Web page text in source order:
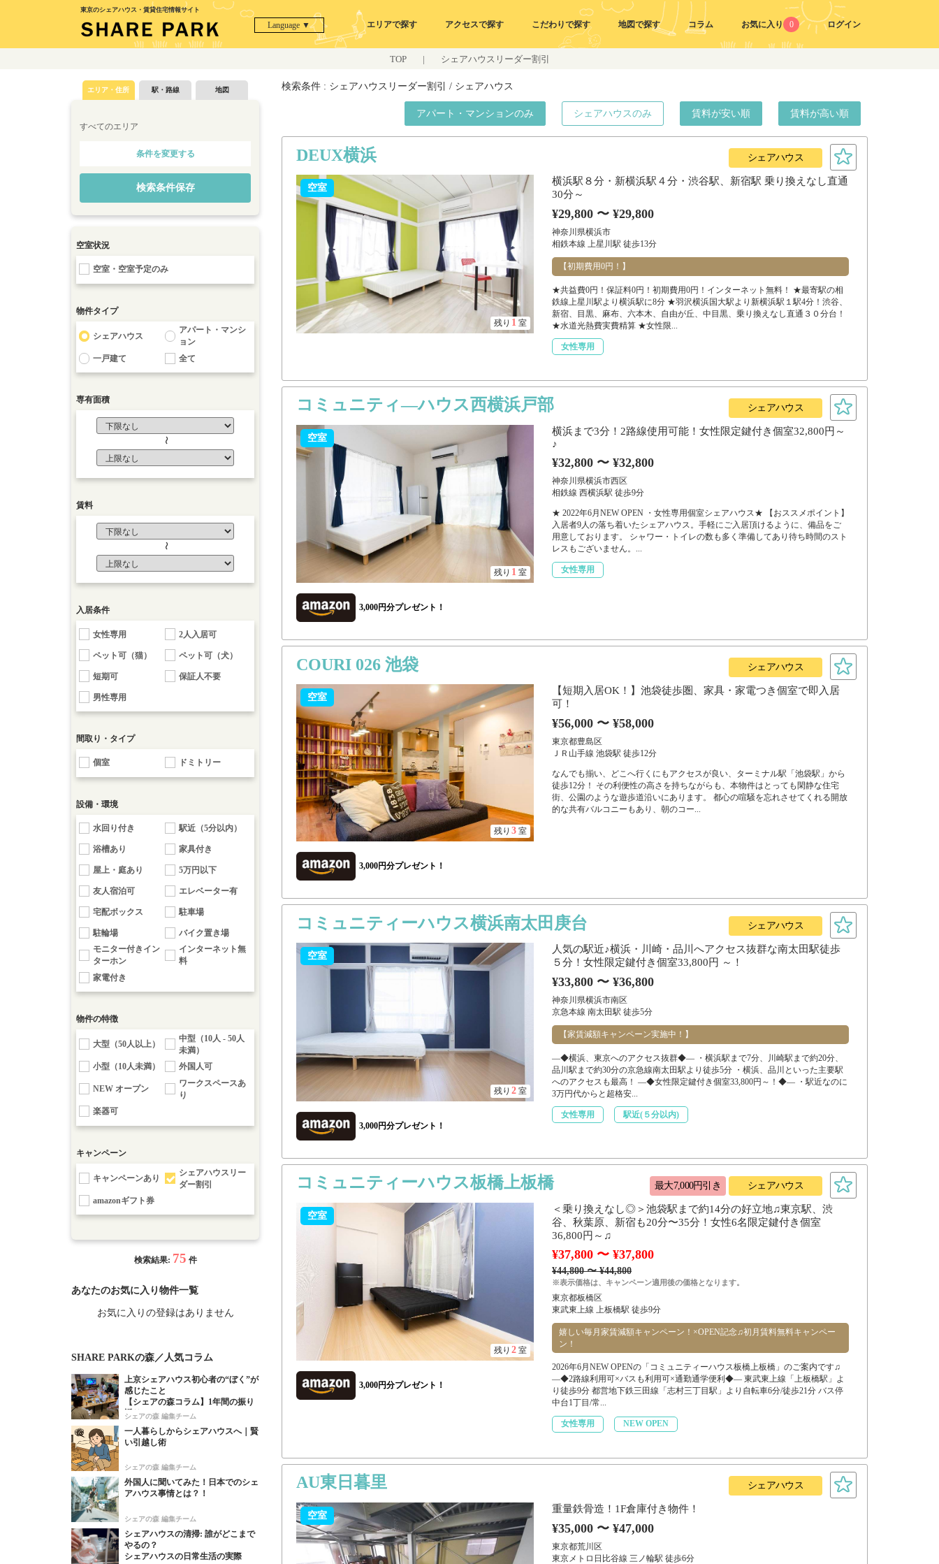
東京のシェアハウス・賃貸住宅情報サイト
Language ▼ エリアで探す アクセスで探す こだわりで探す 地図で探す コラム お気に入り 0 ログイン
TOP | シェアハウスリーダー割引
検索条件 : シェアハウスリーダー割引 / シェアハウス
アパート・マンションのみ シェアハウスのみ 賃料が安い順 賃料が高い順
DEUX横浜 シェアハウス
空室
残り 1 室
横浜駅８分・新横浜駅４分・渋谷駅、新宿駅 乗り換えなし直通
30分～
¥29,800 〜 ¥29,800
神奈川県横浜市
相鉄本線 上星川駅 徒歩13分
【初期費用0円！】
★共益費0円！保証料0円！初期費用0円！インターネット無料！ ★最寄駅の相
鉄線上星川駅より横浜駅に8分 ★羽沢横浜国大駅より新横浜駅１駅4分！渋谷、
新宿、目黒、麻布、六本木、自由が丘、中目黒、乗り換えなし直通３０分台！
★水道光熱費実費精算 ★女性限...
女性専用
コミュニティ―ハウス西横浜戸部 シェアハウス
空室
残り 1 室
3,000円分プレゼント！
横浜まで3分！2路線使用可能！女性限定鍵付き個室32,800円～
♪
¥32,800 〜 ¥32,800
神奈川県横浜市西区
相鉄線 西横浜駅 徒歩9分
★ 2022年6月NEW OPEN ・女性専用個室シェアハウス★ 【おススメポイント】
入居者9人の落ち着いたシェアハウス。手軽にご入居頂けるように、備品をご
用意しております。 シャワー・トイレの数も多く準備してあり待ち時間のスト
レスもございません。...
女性専用
COURI 026 池袋 シェアハウス
空室
残り 3 室
3,000円分プレゼント！
【短期入居OK！】池袋徒歩圏、家具・家電つき個室で即入居
可！
¥56,000 〜 ¥58,000
東京都豊島区
ＪＲ山手線 池袋駅 徒歩12分
なんでも揃い、どこへ行くにもアクセスが良い、ターミナル駅「池袋駅」から
徒歩12分！ その利便性の高さを持ちながらも、本物件はとっても閑静な住宅
街、公園のような遊歩道沿いにあります。 都心の喧騒を忘れさせてくれる開放
的な共有バルコニーもあり、朝のコー...
コミュニティーハウス横浜南太田庚台 シェアハウス
空室
残り 2 室
3,000円分プレゼント！
人気の駅近♪横浜・川崎・品川へアクセス抜群な南太田駅徒歩
５分！女性限定鍵付き個室33,800円 ～！
¥33,800 〜 ¥36,800
神奈川県横浜市南区
京急本線 南太田駅 徒歩5分
【家賃減額キャンペーン実施中！】
―◆横浜、東京へのアクセス抜群◆― ・横浜駅まで7分、川崎駅まで約20分、
品川駅まで約30分の京急線南太田駅より徒歩5分 ・横浜、品川といった主要駅
へのアクセスも最高！ ―◆女性限定鍵付き個室33,800円～！◆― ・駅近なのに
3万円代からと超格安...
女性専用 駅近(５分以内)
コミュニティーハウス板橋上板橋 最大7,000円引き シェアハウス
空室
残り 2 室
3,000円分プレゼント！
＜乗り換えなし◎＞池袋駅まで約14分の好立地♫東京駅、渋
谷、秋葉原、新宿も20分〜35分！女性6名限定鍵付き個室
36,800円～♫
¥37,800 〜 ¥37,800
¥44,800 〜 ¥44,800
※表示価格は、キャンペーン適用後の価格となります。
東京都板橋区
東武東上線 上板橋駅 徒歩9分
嬉しい毎月家賃減額キャンペーン！×OPEN記念♫初月賃料無料キャンペー
ン！
2026年6月NEW OPENの「コミュニティーハウス板橋上板橋」のご案内です♫
―◆2路線利用可×バスも利用可×通勤通学便利◆― 東武東上線「上板橋駅」よ
り徒歩9分 都営地下鉄三田線「志村三丁目駅」より自転車6分/徒歩21分 バス停
中台1丁目/常...
女性専用 NEW OPEN
AU東日暮里 シェアハウス
空室
重量鉄骨造！1F倉庫付き物件！
¥35,000 〜 ¥47,000
東京都荒川区
東京メトロ日比谷線 三ノ輪駅 徒歩6分
エリア・住所 駅・路線 地図
すべてのエリア
条件を変更する
検索条件保存
空室状況
空室・空室予定のみ
物件タイプ
シェアハウス
アパート・マンシ
ョン
一戸建て
全て
専有面積
〜
賃料
〜
入居条件
女性専用 2人入居可
ペット可（猫） ペット可（犬）
短期可 保証人不要
男性専用
間取り・タイプ
個室 ドミトリー
設備・環境
水回り付き 駅近（5分以内）
浴槽あり 家具付き
屋上・庭あり 5万円以下
友人宿泊可 エレベーター有
宅配ボックス 駐車場
駐輪場
バイク置き場
モニター付きイン
ターホン
インターネット無
料
家電付き
物件の特徴
大型（50人以上）
中型（10人 - 50人
未満）
小型（10人未満）
外国人可
NEW オープン
ワークスペースあ
り
楽器可
キャンペーン
キャンペーンあり
シェアハウスリー
ダー割引
amazonギフト券
検索結果: 75 件
あなたのお気に入り物件一覧
お気に入りの登録はありません
SHARE PARKの森／人気コラム
上京シェアハウス初心者の“ぼく”が
感じたこと
【シェアの森コラム】1年間の振り
返り！
シェアの森 編集チーム
一人暮らしからシェアハウスへ｜賢
い引越し術
シェアの森 編集チーム
外国人に聞いてみた！日本でのシェ
アハウス事情とは？！
シェアの森 編集チーム
シェアハウスの清掃: 誰がどこまで
やるの？
シェアハウスの日常生活の実際